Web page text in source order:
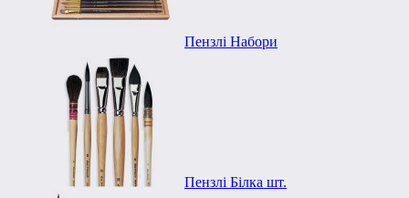
Пензлі Набори
Пензлі Білка шт.